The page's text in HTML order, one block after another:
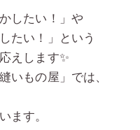
したい！」や
たい！」という
えします✨
いもの屋」では、
ます。